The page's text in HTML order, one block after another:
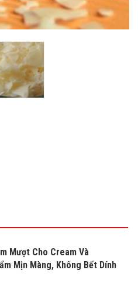
Mượt Cho Cream Và
Mịn Màng, Không Bết Dính